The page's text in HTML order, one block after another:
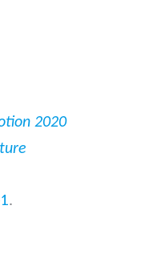
2020
.